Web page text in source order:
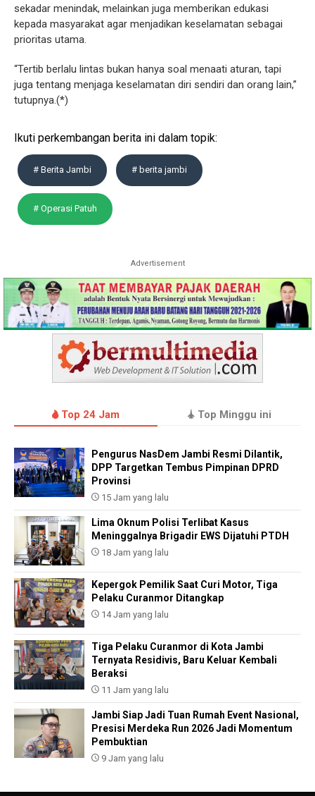
sekadar menindak, melainkan juga memberikan edukasi
kepada masyarakat agar menjadikan keselamatan sebagai
prioritas utama.
“Tertib berlalu lintas bukan hanya soal menaati aturan, tapi
juga tentang menjaga keselamatan diri sendiri dan orang lain,”
tutupnya.(*)
Ikuti perkembangan berita ini dalam topik:
# Berita Jambi # berita jambi
# Operasi Patuh
Advertisement
Top 24 Jam Top Minggu ini
Pengurus NasDem Jambi Resmi Dilantik,
DPP Targetkan Tembus Pimpinan DPRD
Provinsi
15 Jam yang lalu
Lima Oknum Polisi Terlibat Kasus
Meninggalnya Brigadir EWS Dijatuhi PTDH
18 Jam yang lalu
Kepergok Pemilik Saat Curi Motor, Tiga
Pelaku Curanmor Ditangkap
14 Jam yang lalu
Tiga Pelaku Curanmor di Kota Jambi
Ternyata Residivis, Baru Keluar Kembali
Beraksi
11 Jam yang lalu
Jambi Siap Jadi Tuan Rumah Event Nasional,
Presisi Merdeka Run 2026 Jadi Momentum
Pembuktian
9 Jam yang lalu